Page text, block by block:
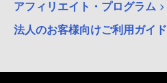
アフィリエイト・プログラム
法人のお客様向けご利用ガイド